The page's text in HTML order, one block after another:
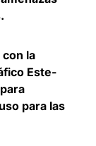
la
Este-
para las